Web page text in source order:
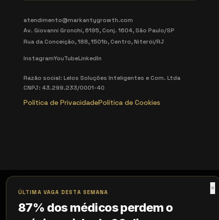
atendimento@markantygrowth.com
Av. Giovanni Gronchi, 6195, Conj. 1604, São Paulo/SP
Rua da Conceição, 188, 1501b, Centro, Niterói/RJ
InstagramYouTubeLinkedIn
Razão social: Lelos Soluções Inteligentes e Com. Ltda
CNPJ: 43.299.233/0001-40
Política de PrivacidadePolítica de Cookies
×
ÚLTIMA VAGA DESTA SEMANA
87% dos médicos perdem o